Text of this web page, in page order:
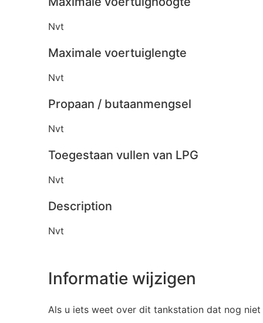
Nvt
Maximale voertuiglengte
Nvt
Propaan / butaanmengsel
Nvt
Toegestaan vullen van LPG
Nvt
Description
Nvt
Informatie wijzigen
Als u iets weet over dit tankstation dat nog niet